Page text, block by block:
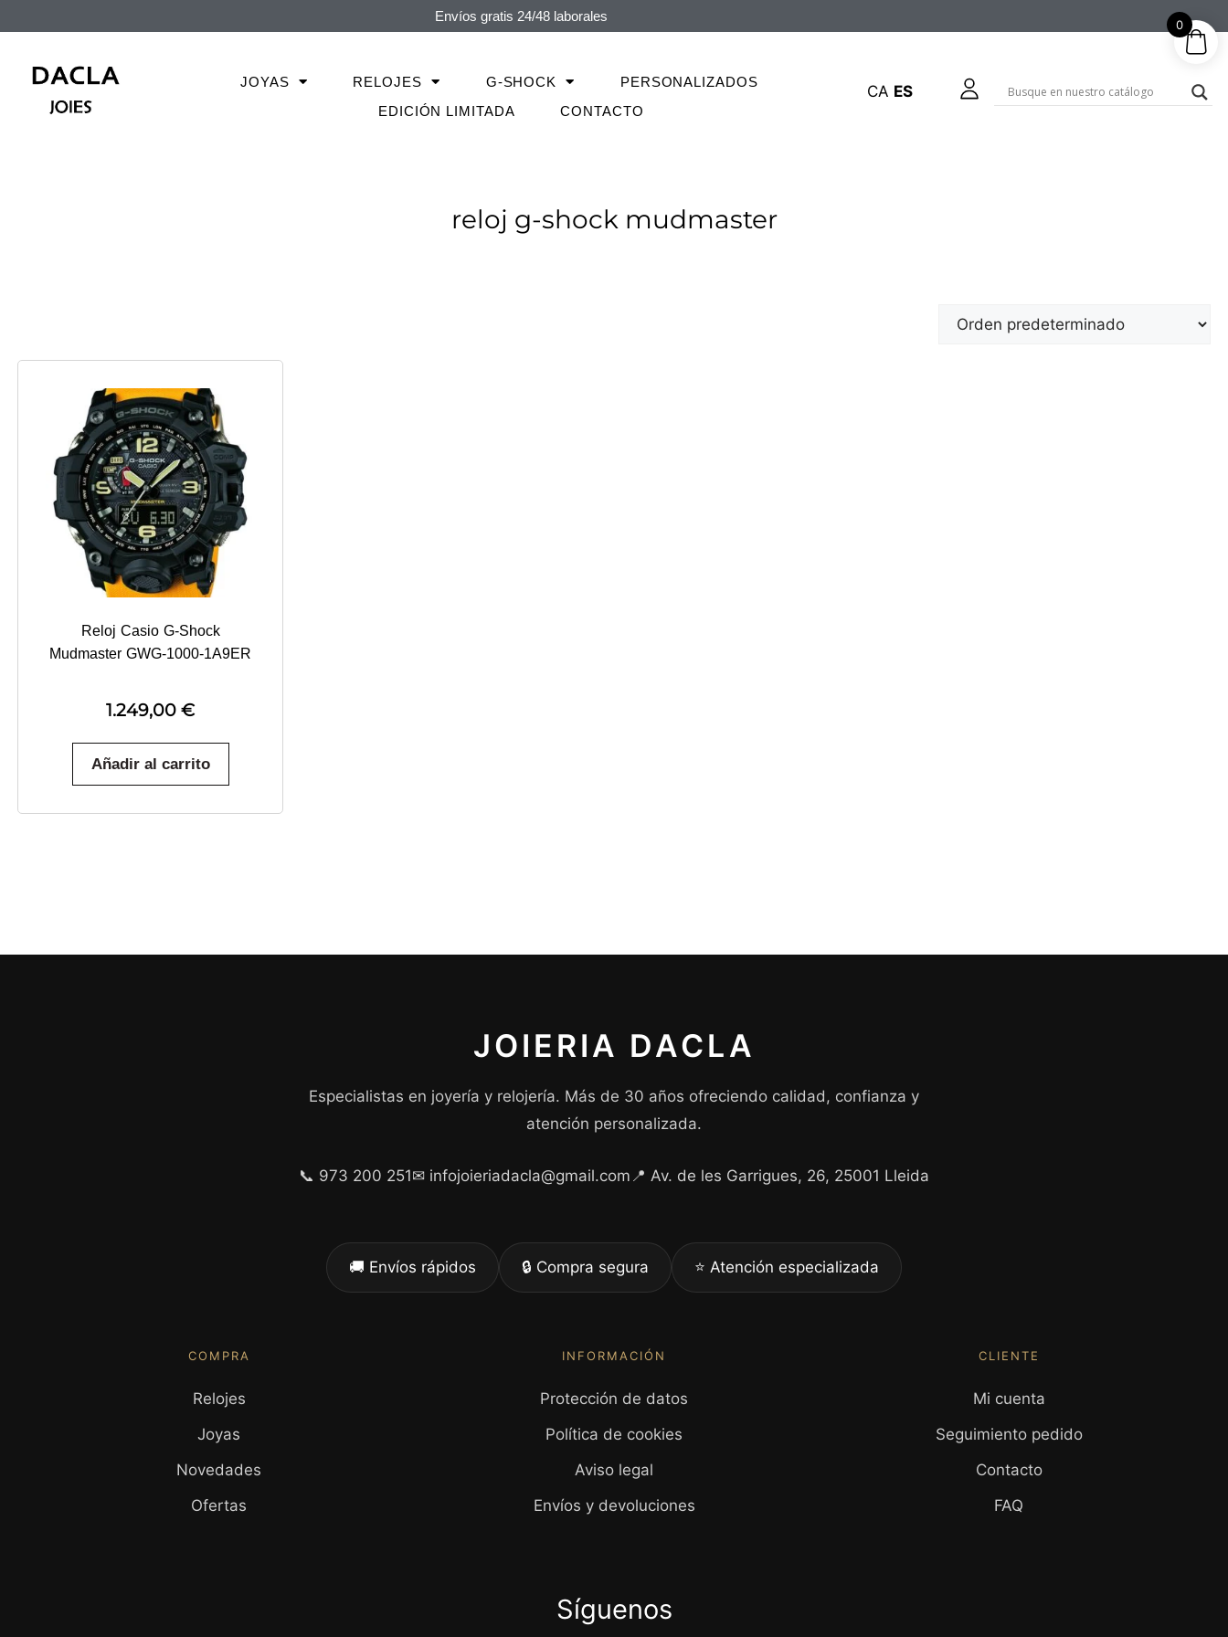
Envíos gratis 24/48 laborales
JOYAS RELOJES G-SHOCK
PERSONALIZADOS
EDICIÓN LIMITADA
CONTACTO
CA ES
reloj g-shock mudmaster
Reloj Casio G-Shock
Mudmaster GWG-1000-1A9ER
1.249,00€
Añadir al carrito
JOIERIA DACLA
Especialistas en joyería y relojería. Más de 30 años ofreciendo calidad, confianza y
atención personalizada.
📞 973 200 251✉ infojoieriadacla@gmail.com 📍 Av. de les Garrigues, 26, 25001 Lleida
🚚 Envíos rápidos 🔒 Compra segura ⭐ Atención especializada
COMPRA
Relojes
Joyas
Novedades
Ofertas
INFORMACIÓN
Protección de datos
Política de cookies
Aviso legal
Envíos y devoluciones
CLIENTE
Mi cuenta
Seguimiento pedido
Contacto
FAQ
Síguenos
0